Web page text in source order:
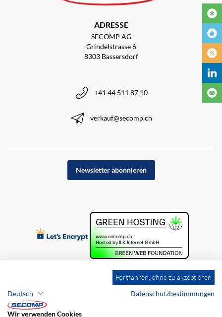
ADRESSE
SECOMP AG
Grindelstrasse 6
8303 Bassersdorf
+41 44 511 87 10
verkauf@secomp.ch
Newsletter abonnieren
Fortfahren, ohne zu akzeptieren
Deutsch
Datenschutzbestimmungen
Wir verwenden Cookies